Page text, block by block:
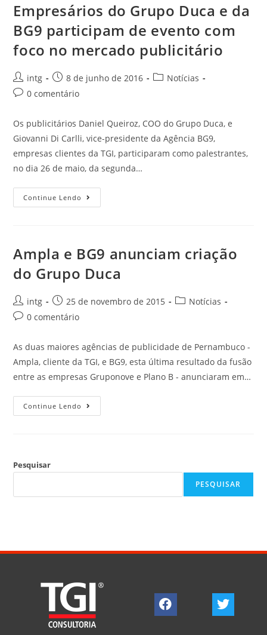
Empresários do Grupo Duca e da
BG9 participam de evento com
foco no mercado publicitário
intg 8 de junho de 2016
Notícias
0 comentário
Os publicitários Daniel Queiroz, COO do Grupo Duca, e
Giovanni Di Carlli, vice-presidente da Agência BG9,
empresas clientes da TGI, participaram como palestrantes,
no dia 26 de maio, da segunda…
Continue Lendo
Ampla e BG9 anunciam criação
do Grupo Duca
intg 25 de novembro de 2015
Notícias
0 comentário
As duas maiores agências de publicidade de Pernambuco -
Ampla, cliente da TGI, e BG9, esta última resultado da fusão
entre as empresas Gruponove e Plano B - anunciaram em…
Continue Lendo
Pesquisar
PESQUISAR